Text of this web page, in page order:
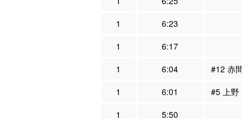
1
6:23
1
6:17
1
6:04 #12 赤
1
6:01
#5 上野
1
5:50